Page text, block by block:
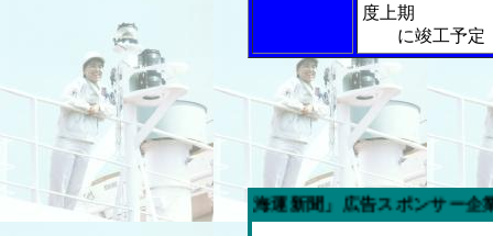
度上期
に竣工予定
今週の「内航海運新聞」広告スポンサー企業